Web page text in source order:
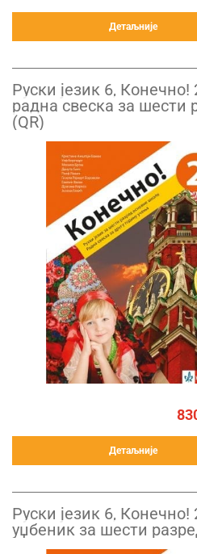
Детаљније
Руски језик 6, Конечно!
радна свеска за шести
(QR)
Детаљније
Руски језик 6, Конечно!
уџбеник за шести